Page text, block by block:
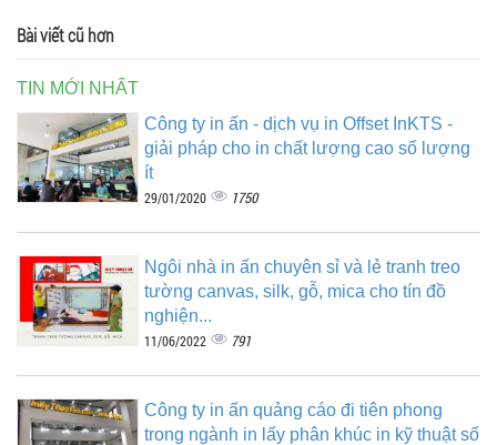
Bài viết cũ hơn
TIN MỚI NHẤT
Công ty in ấn - dịch vụ in Offset InKTS -
giải pháp cho in chất lượng cao số lượng
ít
29/01/2020 1750
Ngôi nhà in ấn chuyên sỉ và lẻ tranh treo
tường canvas, silk, gỗ, mica cho tín đồ
nghiện...
11/06/2022 791
Công ty in ấn quảng cáo đi tiên phong
trong ngành in lấy phân khúc in kỹ thuật số